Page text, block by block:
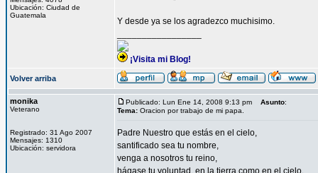
Ubicación: Ciudad de
Guatemala
Y desde ya se los agradezco muchisimo.
¡Visita mi Blog!
Volver arriba
monika
Veterano
Registrado: 31 Ago 2007
Mensajes: 1310
Ubicación: servidora
Publicado: Lun Ene 14, 2008 9:13 pm Asunto:
Tema: Oracion por trabajo de mi papa.
Padre Nuestro que estás en el cielo,
santificado sea tu nombre,
venga a nosotros tu reino,
hágase tu voluntad, en la tierra como en el cielo.